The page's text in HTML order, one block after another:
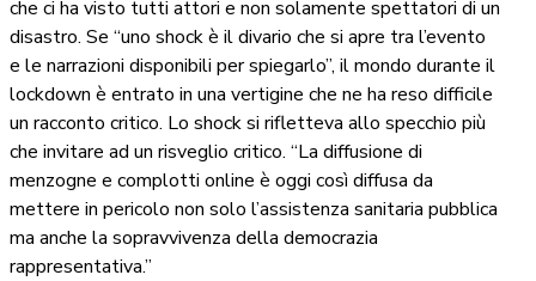
che ci ha visto tutti attori e non solamente spettatori di un
disastro. Se “uno shock è il divario che si apre tra l’evento
e le narrazioni disponibili per spiegarlo”, il mondo durante il
lockdown è entrato in una vertigine che ne ha reso difficile
un racconto critico. Lo shock si rifletteva allo specchio più
che invitare ad un risveglio critico. “La diffusione di
menzogne e complotti online è oggi così diffusa da
mettere in pericolo non solo l’assistenza sanitaria pubblica
ma anche la sopravvivenza della democrazia
rappresentativa.”